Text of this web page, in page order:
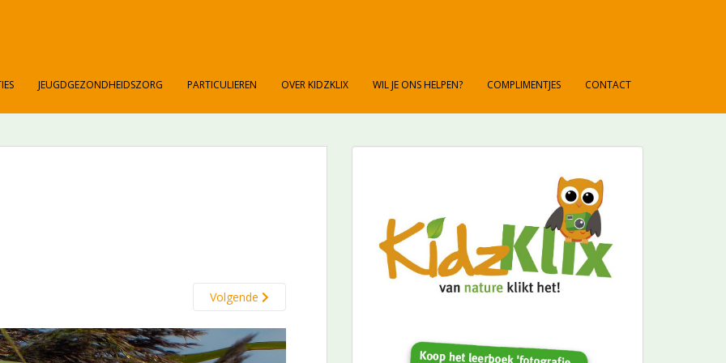
JEUGDGEZONDHEIDSZORG PARTICULIEREN OVER KIDZKLIX WIL JE ONS HELPEN? COMPLIMENTJES CONTACT
Volgende